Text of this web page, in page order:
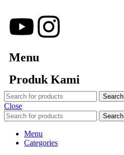
Menu
Produk Kami
Search
Close
Search
Menu
Categories